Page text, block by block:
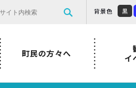
背景色 黒
町民の方々へ
イ